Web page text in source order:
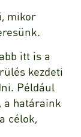
mikor
itt is a
kezdeti
Például
a határaink
célok,